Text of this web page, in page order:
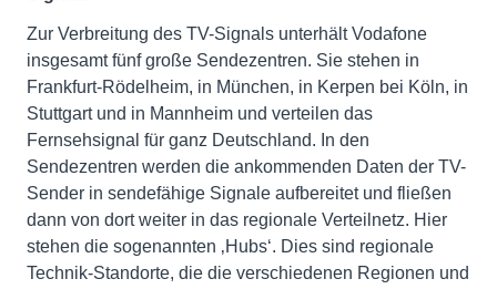
Zur Verbreitung des TV-Signals unterhält Vodafone
insgesamt fünf große Sendezentren. Sie stehen in
Frankfurt-Rödelheim, in München, in Kerpen bei Köln, in
Stuttgart und in Mannheim und verteilen das
Fernsehsignal für ganz Deutschland. In den
Sendezentren werden die ankommenden Daten der TV-
Sender in sendefähige Signale aufbereitet und fließen
dann von dort weiter in das regionale Verteilnetz. Hier
stehen die sogenannten ‚Hubs‘. Dies sind regionale
Technik-Standorte, die die verschiedenen Regionen und